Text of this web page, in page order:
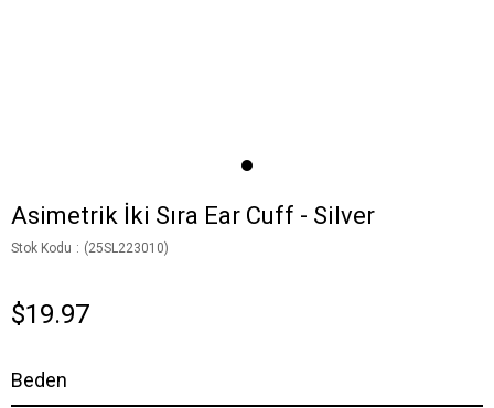
Asimetrik İki Sıra Ear Cuff - Silver
Stok Kodu (25SL223010)
$19.97
Beden